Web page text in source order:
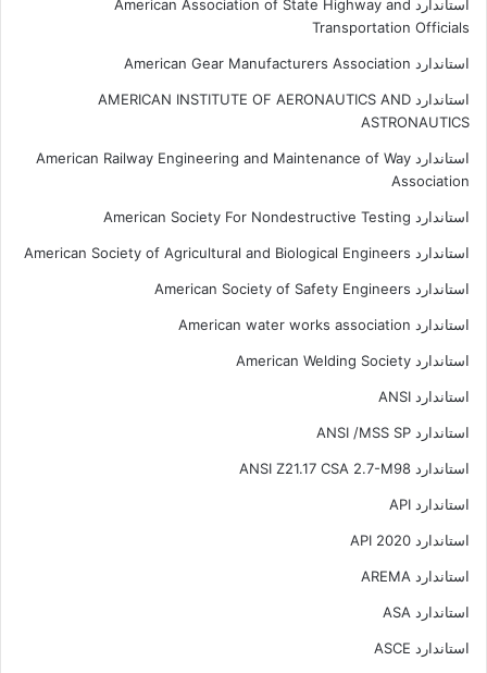
استاندارد American Association of State Highway and
Transportation Officials
استاندارد American Gear Manufacturers Association
استاندارد AMERICAN INSTITUTE OF AERONAUTICS AND
ASTRONAUTICS
استاندارد American Railway Engineering and Maintenance of Way
Association
استاندارد American Society For Nondestructive Testing
استاندارد American Society of Agricultural and Biological Engineers
استاندارد American Society of Safety Engineers
استاندارد American water works association
استاندارد American Welding Society
استاندارد ANSI
استاندارد ANSI /MSS SP
استاندارد ANSI Z21.17 CSA 2.7-M98
استاندارد API
استاندارد API 2020
استاندارد AREMA
استاندارد ASA
استاندارد ASCE